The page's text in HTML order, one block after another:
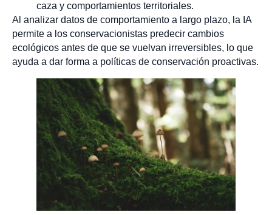
caza y comportamientos territoriales.
Al analizar datos de comportamiento a largo plazo, la IA
permite a los conservacionistas predecir cambios
ecológicos antes de que se vuelvan irreversibles, lo que
ayuda a dar forma a políticas de conservación proactivas.